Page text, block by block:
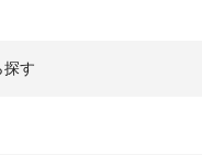
探す